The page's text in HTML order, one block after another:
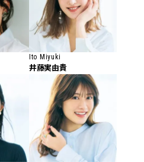
Ito Miyuki
井藤実由貴